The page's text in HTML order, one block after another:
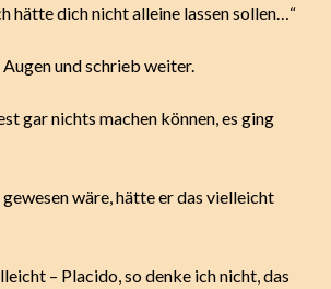
hätte dich nicht alleine lassen sollen…“
und schrieb weiter.
gar nichts machen können, es ging
gewesen wäre, hätte er das vielleicht
– Placido, so denke ich nicht, das